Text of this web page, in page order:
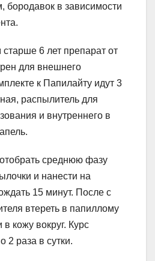
бородавок в зависимости
6 лет препарат от
для внешнего
к Папилайту идут 3
распылитель для
и внутреннего в
среднюю фазу
и нанести на
15 минут. После с
втереть в папиллому
кожу вокруг. Курс
2 раза в сутки.